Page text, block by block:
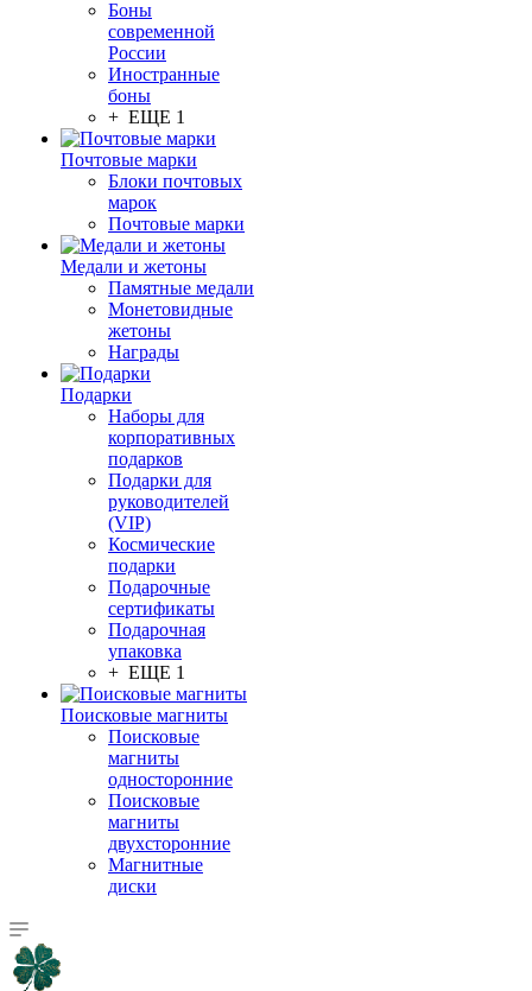
Боны
современной
России
Иностранные
боны
+ ЕЩЕ 1
Почтовые марки
Блоки почтовых
марок
Почтовые марки
Медали и жетоны
Памятные медали
Монетовидные
жетоны
Награды
Подарки
Наборы для
корпоративных
подарков
Подарки для
руководителей
(VIP)
Космические
подарки
Подарочные
сертификаты
Подарочная
упаковка
+ ЕЩЕ 1
Поисковые магниты
Поисковые
магниты
односторонние
Поисковые
магниты
двухсторонние
Магнитные
диски